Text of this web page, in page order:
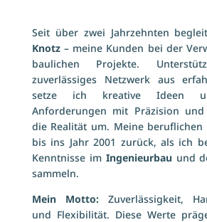
Seit über zwei Jahrzehnten
Knotz– meine Kunden bei der
baulichen Projekte.
zuverlässiges Netzwerk aus
setze ich kreative Ideen
Anforderungen mit Präzision
die Realität um. Meine beruflichen
bis ins Jahr 2001 zurück, als ich
Kenntnisse im Ingenieurbau und
sammeln.
Mein Motto:Zuverlässigkeit,
und Flexibilität. Diese Werte